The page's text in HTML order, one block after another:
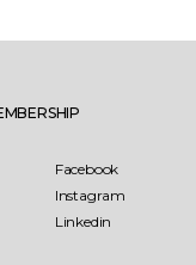
Facebook
Instagram
Linkedin